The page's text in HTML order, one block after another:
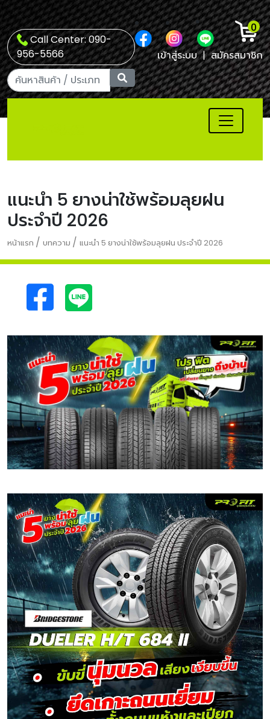
Call Center: 090-
956-5566
0
เข้าสู่ระบบ | สมัครสมาชิก
แนะนำ 5 ยางน่าใช้พร้อมลุยฝน
ประจำปี 2026
หน้าแรก / บทความ / แนะนำ 5 ยางน่าใช้พร้อมลุยฝน ประจำปี 2026